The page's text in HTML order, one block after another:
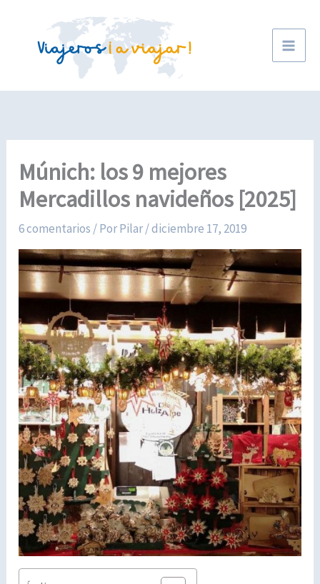
contenido
Múnich: los 9 mejores
Mercadillos navideños [2025]
6 comentarios / PorPilar/diciembre 17, 2019